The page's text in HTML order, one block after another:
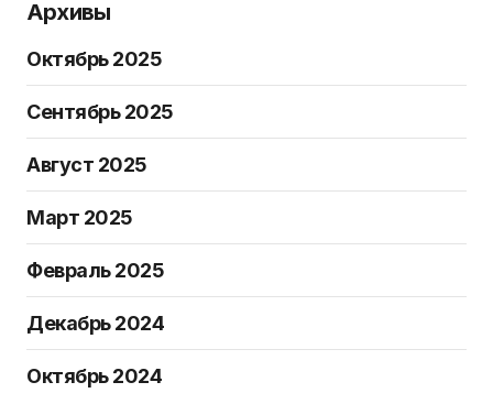
Архивы
Октябрь 2025
Сентябрь 2025
Август 2025
Март 2025
Февраль 2025
Декабрь 2024
Октябрь 2024